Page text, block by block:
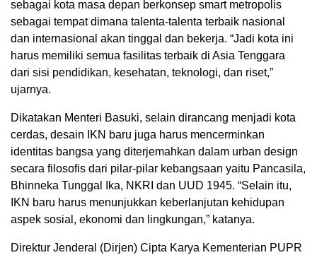
sebagai kota masa depan berkonsep smart metropolis
sebagai tempat dimana talenta-talenta terbaik nasional
dan internasional akan tinggal dan bekerja. “Jadi kota ini
harus memiliki semua fasilitas terbaik di Asia Tenggara
dari sisi pendidikan, kesehatan, teknologi, dan riset,”
ujarnya.
Dikatakan Menteri Basuki, selain dirancang menjadi kota
cerdas, desain IKN baru juga harus mencerminkan
identitas bangsa yang diterjemahkan dalam urban design
secara filosofis dari pilar-pilar kebangsaan yaitu Pancasila,
Bhinneka Tunggal Ika, NKRI dan UUD 1945. “Selain itu,
IKN baru harus menunjukkan keberlanjutan kehidupan
aspek sosial, ekonomi dan lingkungan,” katanya.
Direktur Jenderal (Dirjen) Cipta Karya Kementerian PUPR